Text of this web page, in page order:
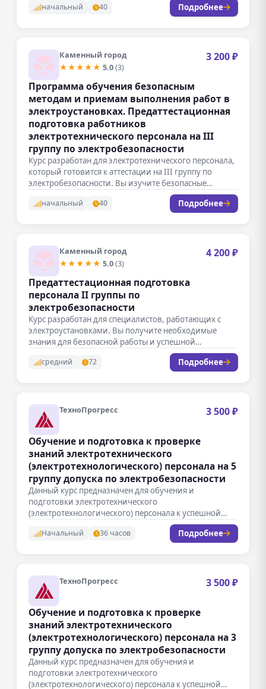
начальный 40 Подробнее
Каменный город
★★★★★ 5.0(3)
3 200 ₽
Программа обучения безопасным
методам и приемам выполнения работ в
электроустановках. Предаттестационная
подготовка работников
электротехнического персонала на III
группу по электробезопасности
Курс разработан для электротехнического персонала,
который готовится к аттестации на III группу по
электробезопасности. Вы изучите безопасные
начальный 40 Подробнее
Каменный город
★★★★★ 5.0(3)
4 200 ₽
Предаттестационная подготовка
персонала II группы по
электробезопасности
Курс разработан для специалистов, работающих с
электроустановками. Вы получите необходимые
знания для безопасной работы и успешной
средний 72 Подробнее
ТехноПрогресс 3 500 ₽
Обучение и подготовка к проверке
знаний электротехнического
(электротехнологического) персонала на 5
группу допуска по электробезопасности
Данный курс предназначен для обучения и
подготовки электротехнического
(электротехнологического) персонала к успешной
сдаче проверки знаний на получение допуска…
Начальный 36 часов Подробнее
ТехноПрогресс 3 500 ₽
Обучение и подготовка к проверке
знаний электротехнического
(электротехнологического) персонала на 3
группу допуска по электробезопасности
Данный курс предназначен для обучения и
подготовки электротехнического
(электротехнологического) персонала к успешной